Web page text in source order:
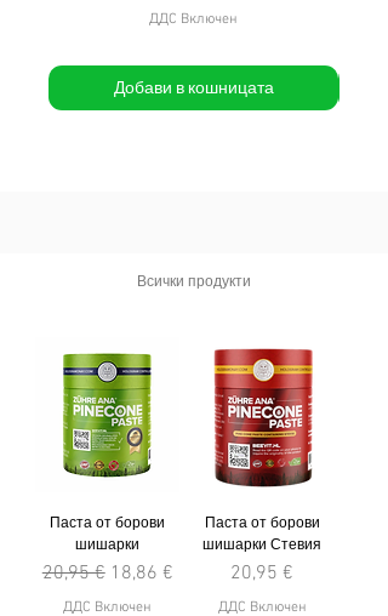
ДДС Включен
Добави в кошницата
Всички продукти
Паста от борови
шишарки
Редовна цена
20,95 € Продажна цена
18,86 €
ДДС Включен
Паста от борови
шишарки Стевия
Цена
20,95 €
ДДС Включен